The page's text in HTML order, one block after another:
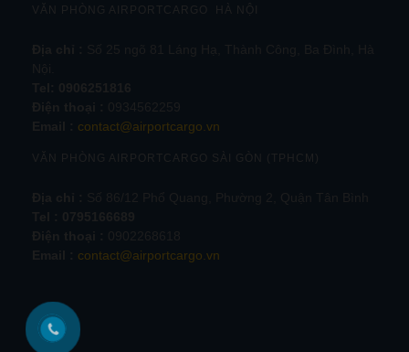
VĂN PHÒNG AIRPORTCARGO HÀ NỘI
contact@airportcargo.vn
VĂN PHÒNG AIRPORTCARGO SÀI GÒN (TPHCM)
contact@airportcargo.vn